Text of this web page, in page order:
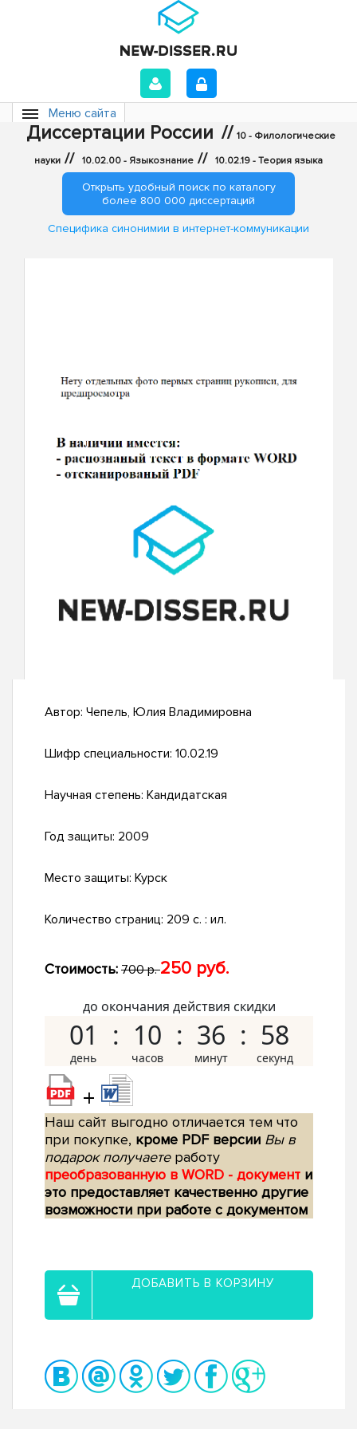
Меню сайта
Диссертации России // 10 - Филологические
науки // 10.02.00 - Языкознание // 10.02.19 - Теория языка
Открыть удобный поиск по каталогу
более 800 000 диссертаций
Специфика синонимии в интернет-коммуникации
Автор: Чепель, Юлия Владимировна
Шифр специальности: 10.02.19
Научная степень: Кандидатская
Год защиты: 2009
Место защиты: Курск
Количество страниц: 209 с. : ил.
Стоимость: 700 р.250 руб.
до окончания действия скидки
01 10 36 57
+
Наш сайт выгодно отличается тем что
при покупке, кроме PDF версии Вы в
подарок получаетеработу
преобразованную в WORD - документ и
это предоставляет качественно другие
возможности при работе с документом
ДОБАВИТЬ В КОРЗИНУ